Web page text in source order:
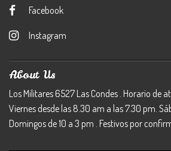
Facebook
Instagram
About Us
Los Militares 6527 Las Condes . Horario de
Viernes desde las 8.30 am a las 7.30 pm.
Domingos de 10 a 3 pm . Festivos por